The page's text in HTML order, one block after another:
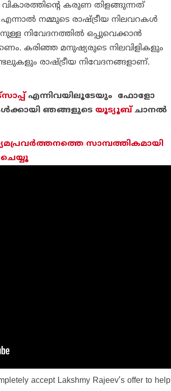
കരുണ തിളങ്ങുന്നത്
നമ്മുടെ രാഷ്ട്രീയ നിലവറകള്‍
നിവേദനത്തില്‍ ഒപ്പുവെക്കാന്‍
കരിഞ്ഞ മനുഷ്യരുടെ നിലവിളികളും
രാഷ്ട്രീയ നിവേദനങ്ങളാണ്.
എന്നിവയിലൂടേയും ഫോളോ
ഞങ്ങളുടെ യൂട്യൂബ്ചാനല്‍
സാമ്പത്തികമായി
ചെയ്യൂ
accept Lakshmy Rajeev’s offer to help